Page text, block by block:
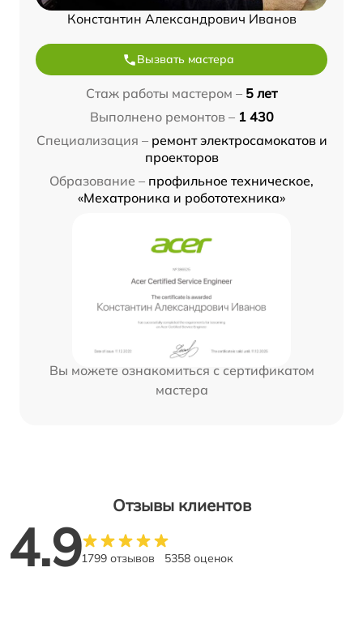
Константин Александрович Иванов
Вызвать мастера
Стаж работы мастером – 5 лет
Выполнено ремонтов – 1 430
Специализация – ремонт электросамокатов и
проекторов
Образование – профильное техническое,
«Мехатроника и робототехника»
Вы можете ознакомиться с сертификатом
мастера
Отзывы клиентов
4.91799 отзывов 5358 оценок